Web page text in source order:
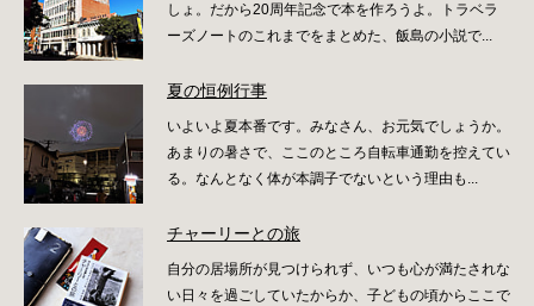
しょ。だから20周年記念で本を作ろうよ。トラベラ
ーズノートのこれまでをまとめた、飯島の小説で...
夏の恒例行事
いよいよ夏本番です。みなさん、お元気でしょうか。
あまりの暑さで、ここのところ自転車通勤を控えてい
る。なんとなく体が本調子でないという理由も...
チャーリーとの旅
自分の居場所が見つけられず、いつも心が満たされな
い日々を過ごしていたからか、子どもの頃からここで